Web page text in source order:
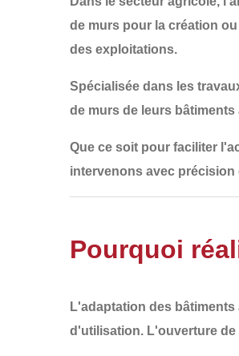
de murs pour la création
des exploitations.
Spécialisée dans les
de murs de leurs
Que ce soit pour faciliter
intervenons avec précision
Pourquoi
L'adaptation des
d'utilisation. L'ouverture